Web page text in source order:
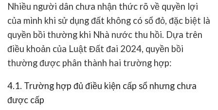
Nhiều người dân chưa nhận thức rõ về quyền lợi
của mình khi sử dụng đất không có sổ đỏ, đặc biệt là
quyền bồi thường khi Nhà nước thu hồi. Dựa trên
điều khoản của Luật Đất đai 2024, quyền bồi
thường được phân thành hai trường hợp:
4.1. Trường hợp đủ điều kiện cấp sổ nhưng chưa
được cấp